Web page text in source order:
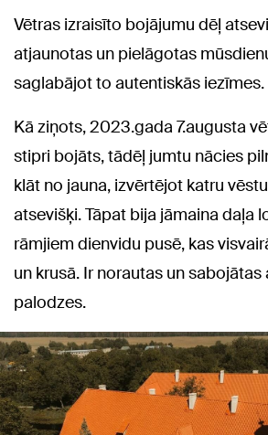
Vētras izraisīto bojājumu dēļ
atjaunotas un pielāgotas
saglabājot to autentiskās iezīmes.
Kā ziņots, 2023.gada 7.augusta
stipri bojāts, tādēļ jumtu nācies
klāt no jauna, izvērtējot katru
atsevišķi. Tāpat bija jāmaina daļa
rāmjiem dienvidu pusē, kas
un krusā. Ir norautas un sabojātas
palodzes.